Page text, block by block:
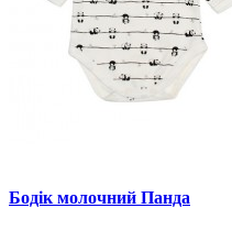
Бодік молочний Панда